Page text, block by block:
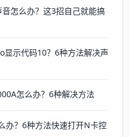
怎么办？这3招自己就能搞
示代码10？6种方法解决声
怎么办？6种解决方法
办？6种方法快速打开N卡控